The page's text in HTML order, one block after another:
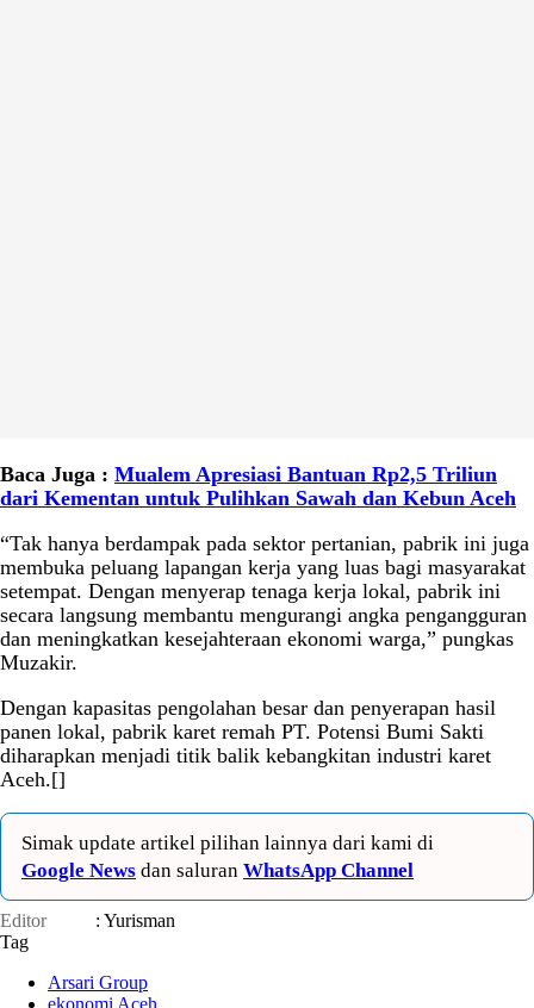
Baca Juga : Mualem Apresiasi Bantuan Rp2,5 Triliun
dari Kementan untuk Pulihkan Sawah dan Kebun Aceh
“Tak hanya berdampak pada sektor pertanian, pabrik ini juga
membuka peluang lapangan kerja yang luas bagi masyarakat
setempat. Dengan menyerap tenaga kerja lokal, pabrik ini
secara langsung membantu mengurangi angka pengangguran
dan meningkatkan kesejahteraan ekonomi warga,” pungkas
Muzakir.
Dengan kapasitas pengolahan besar dan penyerapan hasil
panen lokal, pabrik karet remah PT. Potensi Bumi Sakti
diharapkan menjadi titik balik kebangkitan industri karet
Aceh.[]
Simak update artikel pilihan lainnya dari kami di
Google News dan saluran WhatsApp Channel
Editor
: Yurisman
Tag
Arsari Group